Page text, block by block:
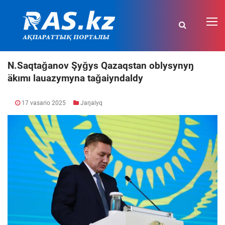
N.Saqtaǧanov Şyǧys Qazaqstan oblysynyŋ
äkımı lauazymyna taǧaiyndaldy
17 vasario 2025 Jaŋalyq